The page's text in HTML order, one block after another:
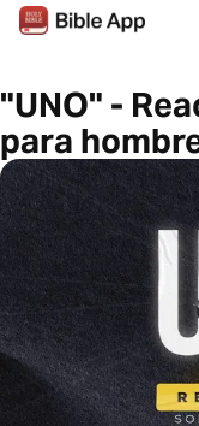
"UNO" -
para